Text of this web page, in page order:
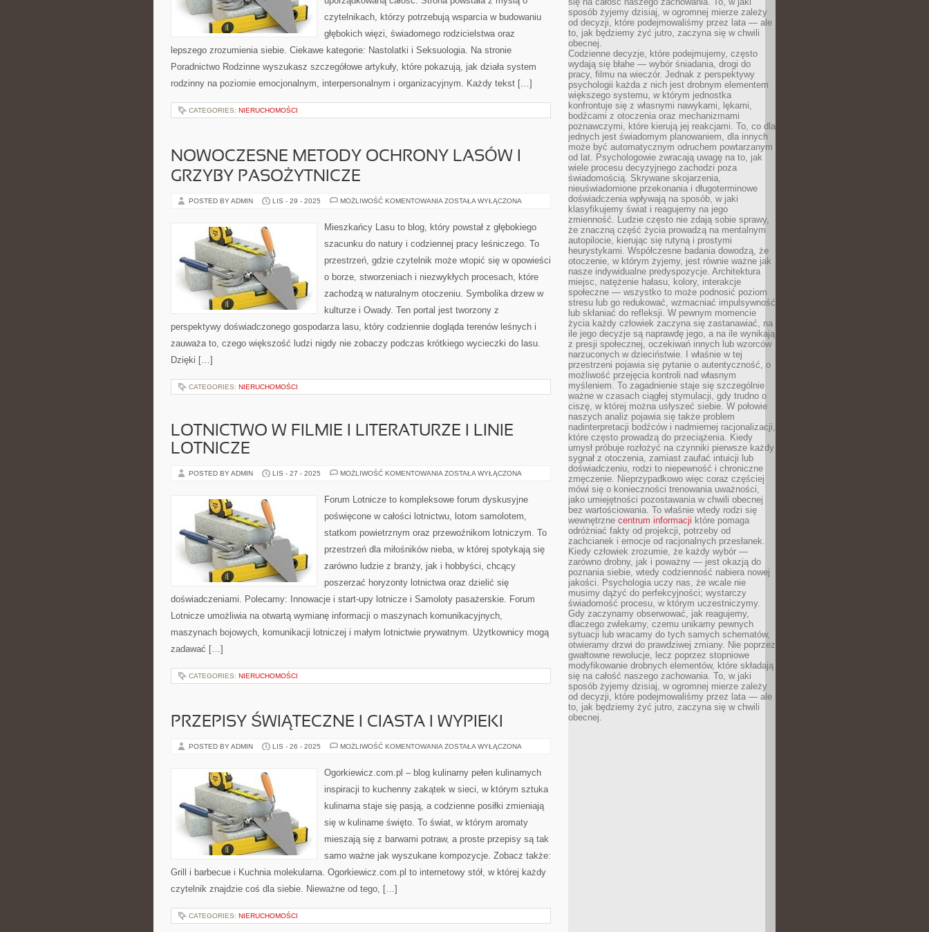
czytelnikach, którzy potrzebują wsparcia w budowaniu
głębokich więzi, świadomego rodzicielstwa oraz
lepszego zrozumienia siebie. Ciekawe kategorie: Nastolatki i Seksuologia. Na stronie
Poradnictwo Rodzinne wyszukasz szczegółowe artykuły, które pokazują, jak działa system
rodzinny na poziomie emocjonalnym, interpersonalnym i organizacyjnym. Każdy tekst […]
CATEGORIES: NIERUCHOMOŚCI
NOWOCZESNE METODY OCHRONY LASÓW I
GRZYBY PASOŻYTNICZE
POSTED BY ADMIN LIS - 29 - 2025 MOŻLIWOŚĆ KOMENTOWANIA NOWOCZESNE
I
PASOŻYTNICZE
ZOSTAŁA WYŁĄCZONA
Mieszkańcy Lasu to blog, który powstał z głębokiego
szacunku do natury i codziennej pracy leśniczego. To
przestrzeń, gdzie czytelnik może wtopić się w opowieści
o borze, stworzeniach i niezwykłych procesach, które
zachodzą w naturalnym otoczeniu. Symbolika drzew w
kulturze i Owady. Ten portal jest tworzony z
perspektywy doświadczonego gospodarza lasu, który codziennie dogląda terenów leśnych i
zauważa to, czego większość ludzi nigdy nie zobaczy podczas krótkiego wycieczki do lasu.
Dzięki […]
CATEGORIES: NIERUCHOMOŚCI
LOTNICTWO W FILMIE I LITERATURZE I LINIE
LOTNICZE
POSTED BY ADMIN LIS - 27 - 2025 MOŻLIWOŚĆ KOMENTOWANIA LOTNICTWO
LITERATURZE
LINIE
ZOSTAŁA WYŁĄCZONA
Forum Lotnicze to kompleksowe forum dyskusyjne
poświęcone w całości lotnictwu, lotom samolotem,
statkom powietrznym oraz przewoźnikom lotniczym. To
przestrzeń dla miłośników nieba, w której spotykają się
zarówno ludzie z branży, jak i hobbyści, chcący
poszerzać horyzonty lotnictwa oraz dzielić się
doświadczeniami. Polecamy: Innowacje i start-upy lotnicze i Samoloty pasażerskie. Forum
Lotnicze umożliwia na otwartą wymianę informacji o maszynach komunikacyjnych,
maszynach bojowych, komunikacji lotniczej i małym lotnictwie prywatnym. Użytkownicy mogą
zadawać […]
CATEGORIES: NIERUCHOMOŚCI
PRZEPISY ŚWIĄTECZNE I CIASTA I WYPIEKI
POSTED BY ADMIN LIS - 26 - 2025 MOŻLIWOŚĆ KOMENTOWANIA PRZEPISY
CIASTA
I
ZOSTAŁA WYŁĄCZONA
Ogorkiewicz.com.pl – blog kulinarny pełen kulinarnych
inspiracji to kuchenny zakątek w sieci, w którym sztuka
kulinarna staje się pasją, a codzienne posiłki zmieniają
się w kulinarne święto. To świat, w którym aromaty
mieszają się z barwami potraw, a proste przepisy są tak
samo ważne jak wyszukane kompozycje. Zobacz także:
Grill i barbecue i Kuchnia molekularna. Ogorkiewicz.com.pl to internetowy stół, w której każdy
czytelnik znajdzie coś dla siebie. Nieważne od tego, […]
CATEGORIES: NIERUCHOMOŚCI
sposób żyjemy dzisiaj, w ogromnej mierze zależy
od decyzji, które podejmowaliśmy przez lata — ale
to, jak będziemy żyć jutro, zaczyna się w chwili
obecnej.
Codzienne decyzje, które podejmujemy, często
wydają się błahe — wybór śniadania, drogi do
pracy, filmu na wieczór. Jednak z perspektywy
psychologii każda z nich jest drobnym elementem
większego systemu, w którym jednostka
konfrontuje się z własnymi nawykami, lękami,
bodźcami z otoczenia oraz mechanizmami
poznawczymi, które kierują jej reakcjami. To, co dla
jednych jest świadomym planowaniem, dla innych
może być automatycznym odruchem powtarzanym
od lat. Psychologowie zwracają uwagę na to, jak
wiele procesu decyzyjnego zachodzi poza
świadomością. Skrywane skojarzenia,
nieuświadomione przekonania i długoterminowe
doświadczenia wpływają na sposób, w jaki
klasyfikujemy świat i reagujemy na jego
zmienność. Ludzie często nie zdają sobie sprawy,
że znaczną część życia prowadzą na mentalnym
autopilocie, kierując się rutyną i prostymi
heurystykami. Współczesne badania dowodzą, że
otoczenie, w którym żyjemy, jest równie ważne jak
nasze indywidualne predyspozycje. Architektura
miejsc, natężenie hałasu, kolory, interakcje
społeczne — wszystko to może podnosić poziom
stresu lub go redukować, wzmacniać impulsywność
lub skłaniać do refleksji. W pewnym momencie
życia każdy człowiek zaczyna się zastanawiać, na
ile jego decyzje są naprawdę jego, a na ile wynikają
z presji społecznej, oczekiwań innych lub wzorców
narzuconych w dzieciństwie. I właśnie w tej
przestrzeni pojawia się pytanie o autentyczność, o
możliwość przejęcia kontroli nad własnym
myśleniem. To zagadnienie staje się szczególnie
ważne w czasach ciągłej stymulacji, gdy trudno o
ciszę, w której można usłyszeć siebie. W połowie
naszych analiz pojawia się także problem
nadinterpretacji bodźców i nadmiernej racjonalizacji,
które często prowadzą do przeciążenia. Kiedy
umysł próbuje rozłożyć na czynniki pierwsze każdy
sygnał z otoczenia, zamiast zaufać intuicji lub
doświadczeniu, rodzi to niepewność i chroniczne
zmęczenie. Nieprzypadkowo więc coraz częściej
mówi się o konieczności trenowania uważności,
jako umiejętności pozostawania w chwili obecnej
bez wartościowania. To właśnie wtedy rodzi się
wewnętrzne centrum informacji które pomaga
odróżniać fakty od projekcji, potrzeby od
zachcianek i emocje od racjonalnych przesłanek.
Kiedy człowiek zrozumie, że każdy wybór —
zarówno drobny, jak i poważny — jest okazją do
poznania siebie, wtedy codzienność nabiera nowej
jakości. Psychologia uczy nas, że wcale nie
musimy dążyć do perfekcyjności; wystarczy
świadomość procesu, w którym uczestniczymy.
Gdy zaczynamy obserwować, jak reagujemy,
dlaczego zwlekamy, czemu unikamy pewnych
sytuacji lub wracamy do tych samych schematów,
otwieramy drzwi do prawdziwej zmiany. Nie poprzez
gwałtowne rewolucje, lecz poprzez stopniowe
modyfikowanie drobnych elementów, które składają
się na całość naszego zachowania. To, w jaki
sposób żyjemy dzisiaj, w ogromnej mierze zależy
od decyzji, które podejmowaliśmy przez lata — ale
to, jak będziemy żyć jutro, zaczyna się w chwili
obecnej.